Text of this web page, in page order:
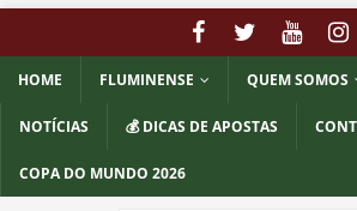
HOME FLUMINENSE QUEM SOMOS
NOTÍCIAS 💰 DICAS DE APOSTAS
COPA DO MUNDO 2026